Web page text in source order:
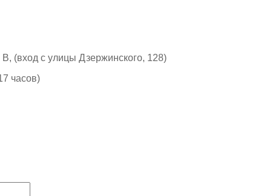
(вход с улицы Дзержинского, 128)
часов)